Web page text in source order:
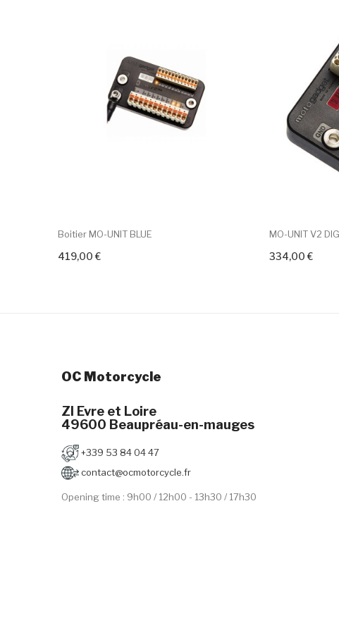
Boitier MO-UNIT BLUE
419,00 €
+ Add To Cart
MO-UNIT V2
334,00 €
+ Add To Cart
OC Motorcycle
ZI Evre et Loire
49600 Beaupréau-en-mauges
+339 53 84 04 47
contact@ocmotorcycle.fr
Opening time : 9h00 / 12h00 - 13h30 / 17h30